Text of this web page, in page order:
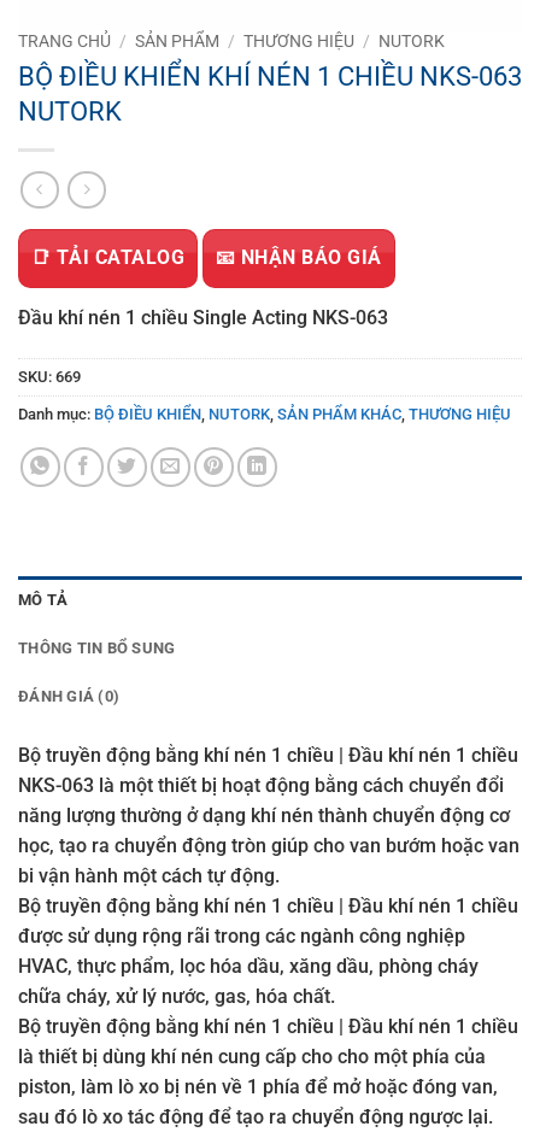
TRANG CHỦ / SẢN PHẨM / THƯƠNG HIỆU / NUTORK
BỘ ĐIỀU KHIỂN KHÍ NÉN 1 CHIỀU NKS-063
NUTORK
📑 TẢI CATALOG 📧 NHẬN BÁO GIÁ
Đầu khí nén 1 chiều Single Acting NKS-063
SKU: 669
Danh mục: BỘ ĐIỀU KHIỂN NUTORK SẢN PHẨM KHÁC THƯƠNG HIỆU
MÔ TẢ
THÔNG TIN BỔ SUNG
ĐÁNH GIÁ (0)
Bộ truyền động bằng khí nén 1 chiều | Đầu khí nén 1 chiều
NKS-063 là một thiết bị hoạt động bằng cách chuyển đổi
năng lượng thường ở dạng khí nén thành chuyển động cơ
học, tạo ra chuyển động tròn giúp cho van bướm hoặc van
bi vận hành một cách tự động.
Bộ truyền động bằng khí nén 1 chiều | Đầu khí nén 1 chiều
được sử dụng rộng rãi trong các ngành công nghiệp
HVAC, thực phẩm, lọc hóa dầu, xăng dầu, phòng cháy
chữa cháy, xử lý nước, gas, hóa chất.
Bộ truyền động bằng khí nén 1 chiều | Đầu khí nén 1 chiều
là thiết bị dùng khí nén cung cấp cho cho một phía của
piston, làm lò xo bị nén về 1 phía để mở hoặc đóng van,
sau đó lò xo tác động để tạo ra chuyển động ngược lại.